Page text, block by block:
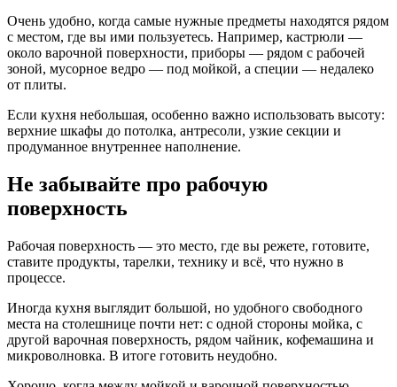
Очень удобно, когда самые нужные предметы находятся рядом
с местом, где вы ими пользуетесь. Например, кастрюли —
около варочной поверхности, приборы — рядом с рабочей
зоной, мусорное ведро — под мойкой, а специи — недалеко
от плиты.
Если кухня небольшая, особенно важно использовать высоту:
верхние шкафы до потолка, антресоли, узкие секции и
продуманное внутреннее наполнение.
Не забывайте про рабочую
поверхность
Рабочая поверхность — это место, где вы режете, готовите,
ставите продукты, тарелки, технику и всё, что нужно в
процессе.
Иногда кухня выглядит большой, но удобного свободного
места на столешнице почти нет: с одной стороны мойка, с
другой варочная поверхность, рядом чайник, кофемашина и
микроволновка. В итоге готовить неудобно.